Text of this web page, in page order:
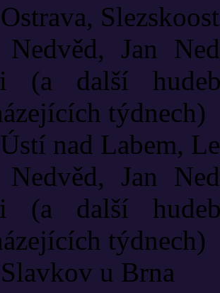
Nedvěd, Jan
(a další
týdnech)
nad Labem,
Nedvěd, Jan
(a další
týdnech)
u Brna